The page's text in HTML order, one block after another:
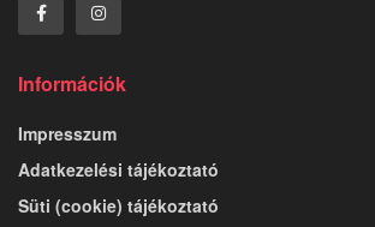
Információk
Impresszum
Adatkezelési tájékoztató
Süti (cookie) tájékoztató